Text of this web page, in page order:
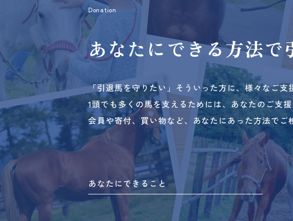
Donation
あなたにできる方法で
「引退馬を守りたい」そういった方に、様々なご支
1頭でも多くの馬を支えるためには、あなたのご支
会員や寄付、買い物など、あなたにあった方法でご
あなたにできること